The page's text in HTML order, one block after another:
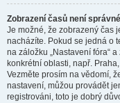
Zobrazení časů není
Je možné, že zobrazený čas
nacházíte. Pokud se jedná o
na záložku „Nastavení fóra“
konkrétní oblasti, např.
Vezměte prosím na vědomí,
nastavení, můžou provádět
registrováni, toto je dobrý